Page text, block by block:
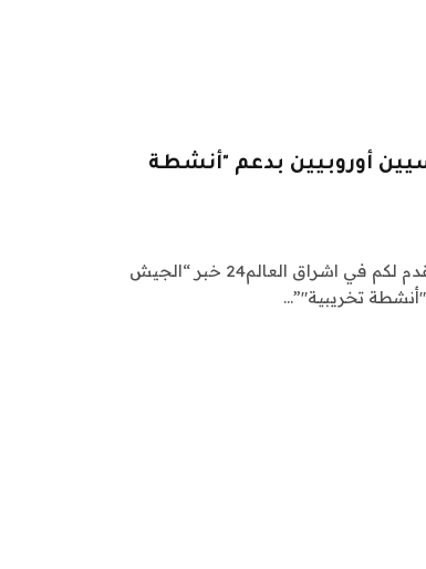
أوروبيين بدعم "أنشطة
اشراق العالم 24 متابعات عالمية عاجلة: نقدم لكم في اشراق العالم24 خبر “الجيش
"أنشطة تخريبية"”…